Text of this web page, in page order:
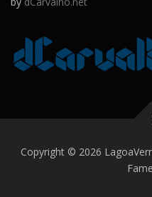
Copyright © 2026